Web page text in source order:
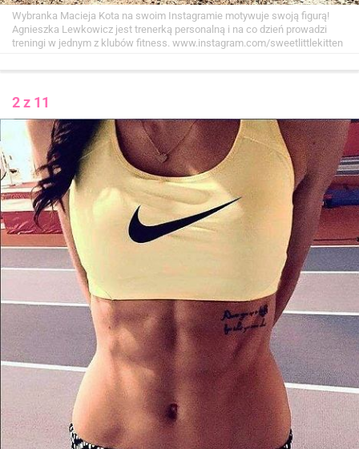
Wybranka Macieja Kota na swoim Instagramie motywuje swoją figurą!
Agnieszka Lewkowicz jest trenerką personalną i na co dzień prowadzi
treningi w jednym z klubów fitness. www.instagram.com/sweetlittlekitten
2 z 11